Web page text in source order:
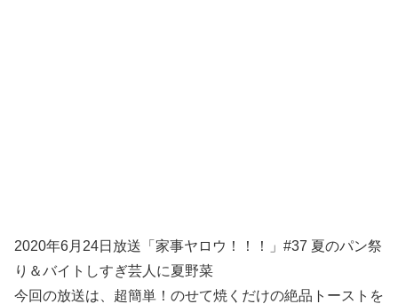
2020年6月24日放送「家事ヤロウ！！！」#37 夏のパン祭
り＆バイトしすぎ芸人に夏野菜
今回の放送は、超簡単！のせて焼くだけの絶品トーストを